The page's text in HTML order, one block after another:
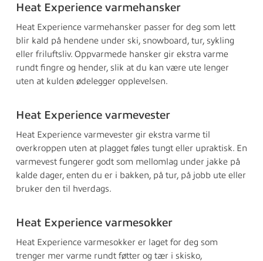
Heat Experience varmehansker
Heat Experience varmehansker passer for deg som lett
blir kald på hendene under ski, snowboard, tur, sykling
eller friluftsliv. Oppvarmede hansker gir ekstra varme
rundt fingre og hender, slik at du kan være ute lenger
uten at kulden ødelegger opplevelsen.
Heat Experience varmevester
Heat Experience varmevester gir ekstra varme til
overkroppen uten at plagget føles tungt eller upraktisk. En
varmevest fungerer godt som mellomlag under jakke på
kalde dager, enten du er i bakken, på tur, på jobb ute eller
bruker den til hverdags.
Heat Experience varmesokker
Heat Experience varmesokker er laget for deg som
trenger mer varme rundt føtter og tær i skisko,